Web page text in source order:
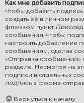
Как мне добавить
Чтобы добавить
создать её в личном
флажком пункт
сообщения, чтобы
настроить добавление
сообщениям, сделав
«Отправка сообщений»
разделе. Несмотря на
подписи в отдельных
подпись в форме
Вернуться к началу